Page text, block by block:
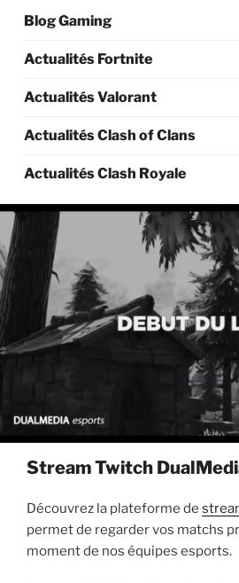
Blog Gaming
Actualités Fortnite
Actualités Valorant
Actualités Clash of Clans
Actualités Clash Royale
Stream Twitch
Découvrez la plateforme de
permet de regarder vos matchs
moment de nos équipes esports.